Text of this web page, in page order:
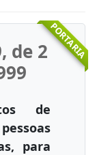
PORTARIA
de 2
de
para